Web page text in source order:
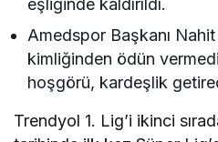
eşliğinde kaldırıldı.
Amedspor Başkanı
kimliğinden ödün
hoşgörü, kardeşlik
Trendyol 1. Lig’i ikinci